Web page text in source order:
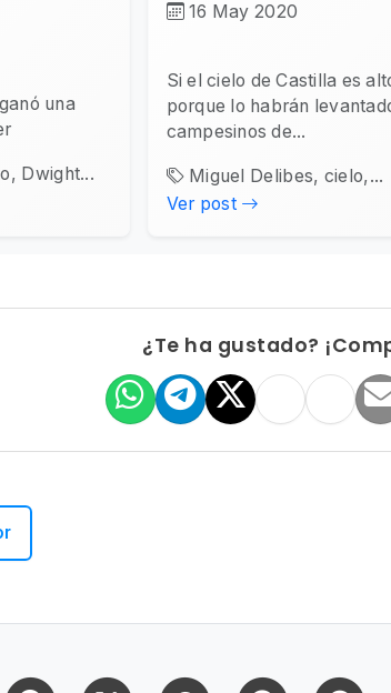
una
Dwight...
16 May 2020
Si el cielo de Castilla es
porque lo habrán
campesinos de...
Miguel Delibes, cielo,...
Ver post
¿Te ha gustado?